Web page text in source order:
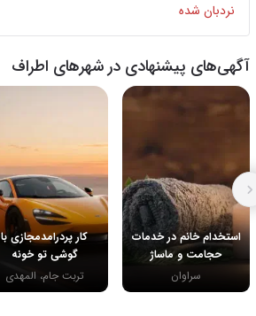
نردبان شده
آگهی‌های پیشنهادی در شهرهای اطراف
استخدام خانم در خدمات
حجامت و ماساژ
سراوان
کار پردرامدمجازی با
گوشی تو خونه
تربت جام، المهدی